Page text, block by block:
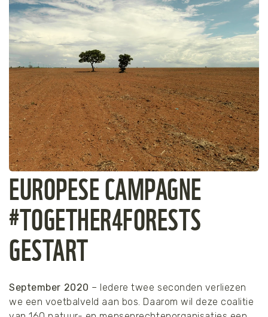
EUROPESE CAMPAGNE
#TOGETHER4FORESTS
GESTART
September 2020 – Iedere twee seconden verliezen
we een voetbalveld aan bos. Daarom wil deze coalitie